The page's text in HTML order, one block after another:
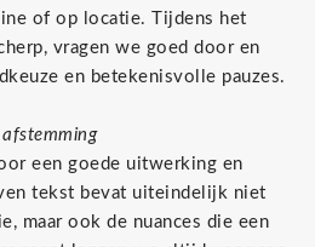
of op locatie. Tijdens het
vragen we goed door en
en betekenisvolle pauzes.
een goede uitwerking en
tekst bevat uiteindelijk niet
maar ook de nuances die een